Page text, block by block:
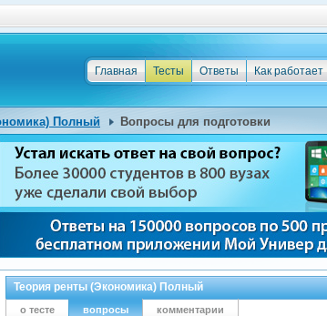
Как работает
Ответы
Тесты
Главная
Полный Вопросы для подготовки
Теория ренты (Экономика) Полный
о тесте вопросы комментарии